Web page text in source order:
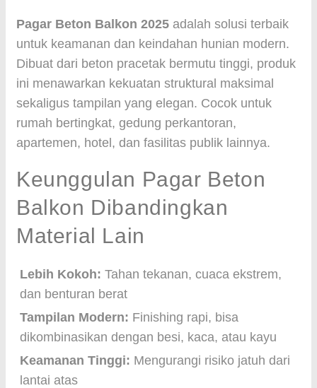
Pagar Beton Balkon 2025 adalah solusi terbaik
untuk keamanan dan keindahan hunian modern.
Dibuat dari beton pracetak bermutu tinggi, produk
ini menawarkan kekuatan struktural maksimal
sekaligus tampilan yang elegan. Cocok untuk
rumah bertingkat, gedung perkantoran,
apartemen, hotel, dan fasilitas publik lainnya.
Keunggulan Pagar Beton
Balkon Dibandingkan
Material Lain
Lebih Kokoh: Tahan tekanan, cuaca ekstrem,
dan benturan berat
Tampilan Modern: Finishing rapi, bisa
dikombinasikan dengan besi, kaca, atau kayu
Keamanan Tinggi: Mengurangi risiko jatuh dari
lantai atas